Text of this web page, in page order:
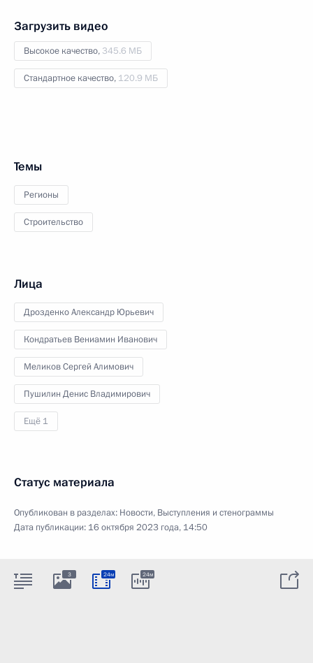
Загрузить видео
Высокое качество, 345.6 МБ
Стандартное качество, 120.9 МБ
Темы
Регионы
Строительство
Лица
Дрозденко Александр Юрьевич
Кондратьев Вениамин Иванович
Меликов Сергей Алимович
Пушилин Денис Владимирович
Ещё 1
Статус материала
Опубликован в разделах: Новости, Выступления и стенограммы
Дата публикации: 16 октября 2023 года, 14:50
3 24м 24м